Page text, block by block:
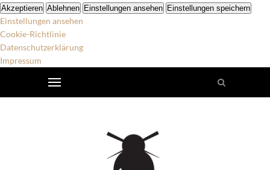
Akzeptieren Ablehnen Einstellungen ansehen Einstellungen speichern
Einstellungen ansehen
Cookie-Richtlinie
Datenschutzerklärung
Impressum